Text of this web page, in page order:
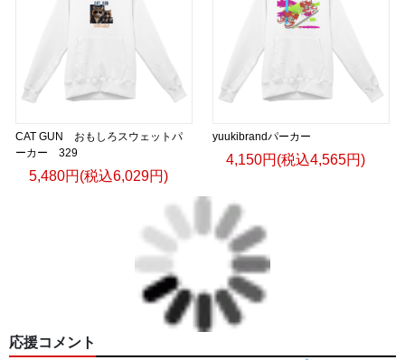
CAT GUN おもしろスウェットパ
ーカー 329
5,480円(税込6,029円)
yuukibrandパーカー
4,150円(税込4,565円)
応援コメント